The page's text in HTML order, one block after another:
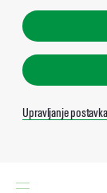
Upravljanje